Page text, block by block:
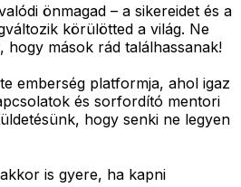
önmagad – a sikereidet és a
körülötted a világ. Ne
hogy mások rád találhassanak!
emberség platformja, ahol igaz
és sorfordító mentori
hogy senki ne legyen
is gyere, ha kapni